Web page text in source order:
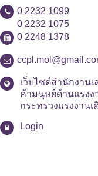
0 2232 1099
0 2232 1075
0 2248 1378
เว็บไซต์สำนักงาน
ค้ามนุษย์ด้านแรงง
กระทรวงแรงงานเ
Login